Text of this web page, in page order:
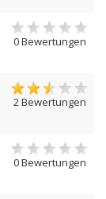
0 Bewertungen
2 Bewertungen
0 Bewertungen